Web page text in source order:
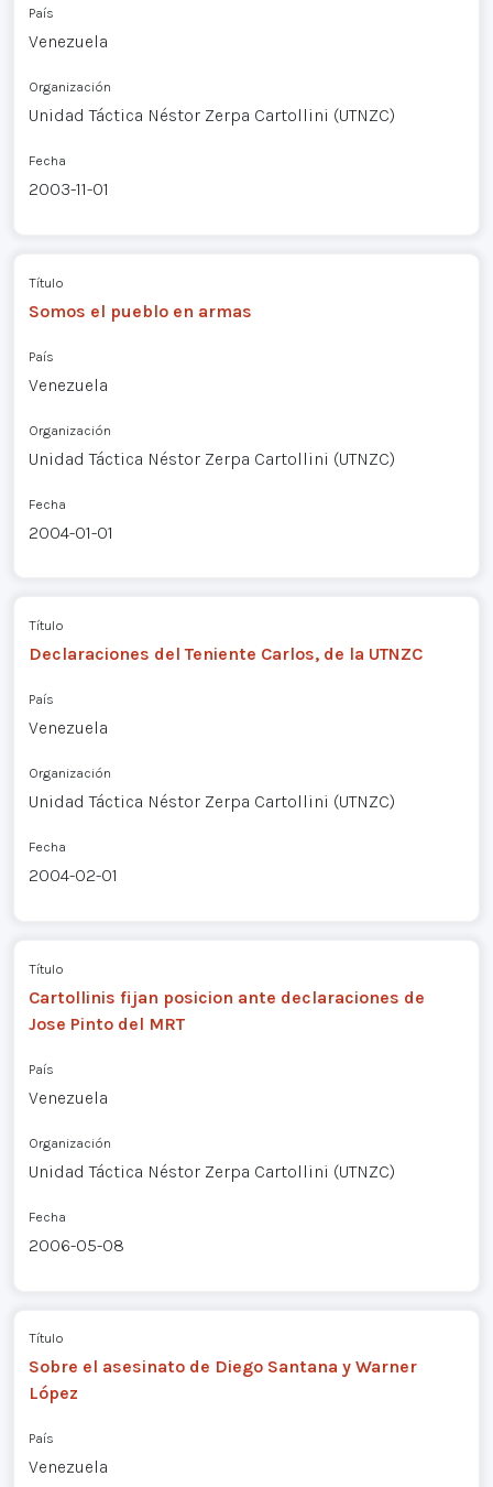
País
Venezuela
Organización
Unidad Táctica Néstor Zerpa Cartollini (UTNZC)
Fecha
2003-11-01
Título
Somos el pueblo en armas
País
Venezuela
Organización
Unidad Táctica Néstor Zerpa Cartollini (UTNZC)
Fecha
2004-01-01
Título
Declaraciones del Teniente Carlos, de la UTNZC
País
Venezuela
Organización
Unidad Táctica Néstor Zerpa Cartollini (UTNZC)
Fecha
2004-02-01
Título
Cartollinis fijan posicion ante declaraciones de
Jose Pinto del MRT
País
Venezuela
Organización
Unidad Táctica Néstor Zerpa Cartollini (UTNZC)
Fecha
2006-05-08
Título
Sobre el asesinato de Diego Santana y Warner
López
País
Venezuela